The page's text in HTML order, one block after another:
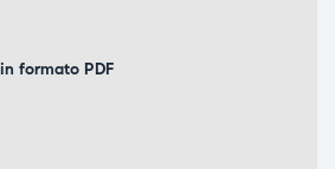
formato PDF